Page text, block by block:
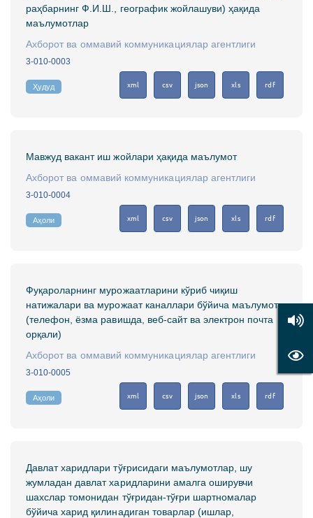
раҳбарнинг Ф.И.Ш., географик жойлашуви) ҳақида
маълумотлар
Ахборот ва оммавий коммуникациялар агентлиги
3-010-0003
Ҳудуд xml csv json xls rdf
Мавжуд вакант иш жойлари ҳақида маълумот
Ахборот ва оммавий коммуникациялар агентлиги
3-010-0004
Аҳоли xml csv json xls rdf
Фуқароларнинг мурожаатларини кўриб чиқиш
натижалари ва мурожаат каналлари бўйича маълумот
(телефон, ёзма равишда, веб-сайт ва электрон почта
орқали)
Ахборот ва оммавий коммуникациялар агентлиги
3-010-0005
Аҳоли xml csv json xls rdf
Давлат харидлари тўғрисидаги маълумотлар, шу
жумладан давлат харидларини амалга оширувчи
шахслар томонидан тўғридан-тўғри шартномалар
бўйича харид қилинадиган товарлар (ишлар,